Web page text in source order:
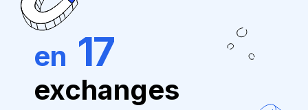
en 17
exchanges